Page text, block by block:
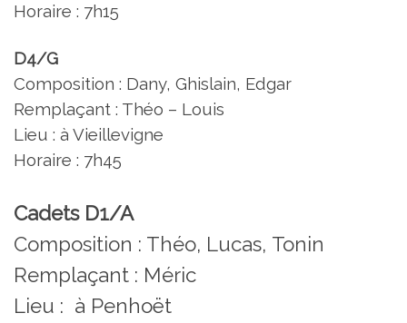
Horaire : 7h15
D4/G
Composition : Dany, Ghislain, Edgar
Remplaçant : Théo – Louis
Lieu : à Vieillevigne
Horaire : 7h45
Cadets D1/A
Composition : Théo, Lucas, Tonin
Remplaçant : Méric
Lieu : à Penhoët